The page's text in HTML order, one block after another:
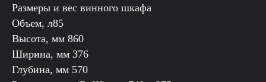
Размеры и вес винного шкафа
Объем, л85
Высота, мм 860
Ширина, мм 376
Глубина, мм 570